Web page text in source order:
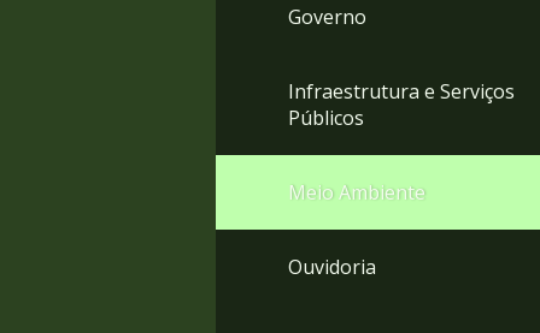
Governo
Infraestrutura e Serviços
Públicos
Meio Ambiente
Ouvidoria